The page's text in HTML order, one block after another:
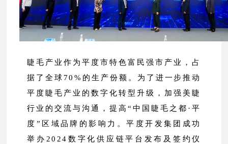
睫毛产业作为平度市特色富民强市产业，占
据了全球70%的生产份额。为了进一步推动
平度睫毛产业的数字化转型升级，加强美睫
行业的交流与沟通，提高“中国睫毛之都·平
度”区域品牌的影响力。平度开发集团成功
举办2024数字化供应链平台发布及签约仪